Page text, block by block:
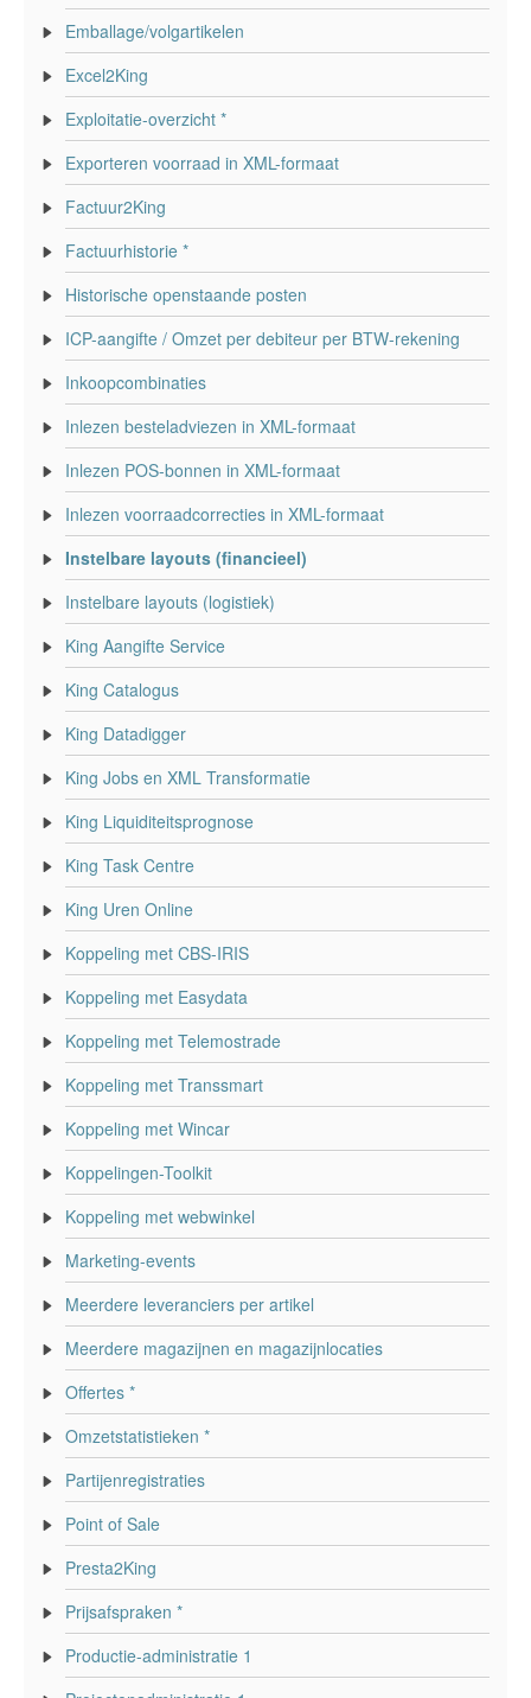
Emballage/volgartikelen
Excel2King
Exploitatie-overzicht *
Exporteren voorraad in XML-formaat
Factuur2King
Factuurhistorie *
Historische openstaande posten
ICP-aangifte / Omzet per debiteur per BTW-rekening
Inkoopcombinaties
Inlezen besteladviezen in XML-formaat
Inlezen POS-bonnen in XML-formaat
Inlezen voorraadcorrecties in XML-formaat
Instelbare layouts (financieel)
Instelbare layouts (logistiek)
King Aangifte Service
King Catalogus
King Datadigger
King Jobs en XML Transformatie
King Liquiditeitsprognose
King Task Centre
King Uren Online
Koppeling met CBS-IRIS
Koppeling met Easydata
Koppeling met Telemostrade
Koppeling met Transsmart
Koppeling met Wincar
Koppelingen-Toolkit
Koppeling met webwinkel
Marketing-events
Meerdere leveranciers per artikel
Meerdere magazijnen en magazijnlocaties
Offertes *
Omzetstatistieken *
Partijenregistraties
Point of Sale
Presta2King
Prijsafspraken *
Productie-administratie 1